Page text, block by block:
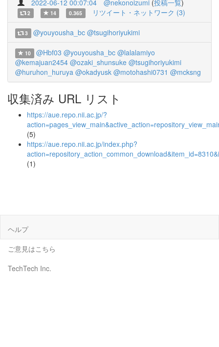
2022-06-12 00:07:04 @nekonoizumi (投稿一覧)
2 14 0.365 リツイート・ネットワーク (3)
3 @youyousha_bc @tsugihoriyukimi
10 @Hbf03 @youyousha_bc @lalalamiyo
@kemajuan2454 @ozaki_shunsuke @tsugihoriyukimi
@huruhon_huruya @okadyusk @motohashi0731 @mcksng
収集済み URL リスト
https://aue.repo.nii.ac.jp/?
(5)
https://aue.repo.nii.ac.jp/index.php?
(1)
ヘルプ
ご意見はこちら
TechTech Inc.